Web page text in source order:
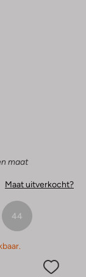
maat
Maat uitverkocht?
44